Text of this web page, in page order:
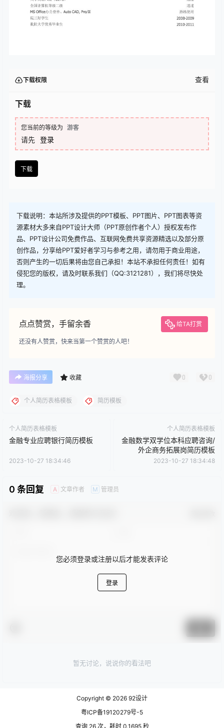
下载权限 查看
下载
您当前的等级为 游客
请先 登录
下载
下载说明：本站所涉及提供的PPT模板、PPT图片、PPT图表等资
源素材大多来自PPT设计大师（PPT原创作者个人）授权发布作
品、PPT设计公司免费作品、互联网免费共享资源精选以及部分原
创作品，分享给PPT爱好者学习与参考之用，请勿用于商业用途，
否则产生的一切后果将由您自己承担！本站不承担任何责任！如有
侵犯您的版权，请及时联系我们（QQ:3121281），我们将尽快处
理。
点点赞赏，手留余香 给TA打赏
还没有人赞赏，快来当第一个赞赏的人吧！
海报分享 收藏 0 0
个人简历表格模板 简历模板
个人简历表格模板
金融专业应聘银行简历模板
2023-10-27 18:34:46
个人简历表格模板
金融数学双学位本科应聘咨询/
外企商务拓展岗简历模板
2023-10-27 18:34:48
0 条回复 A 文章作者 M 管理员
您必须登录或注册以后才能发表评论
登录
暂无讨论，说说你的看法吧
Copyright © 2026 92设计
粤ICP备19120279号-5
查询 26 次，耗时 0.1695 秒